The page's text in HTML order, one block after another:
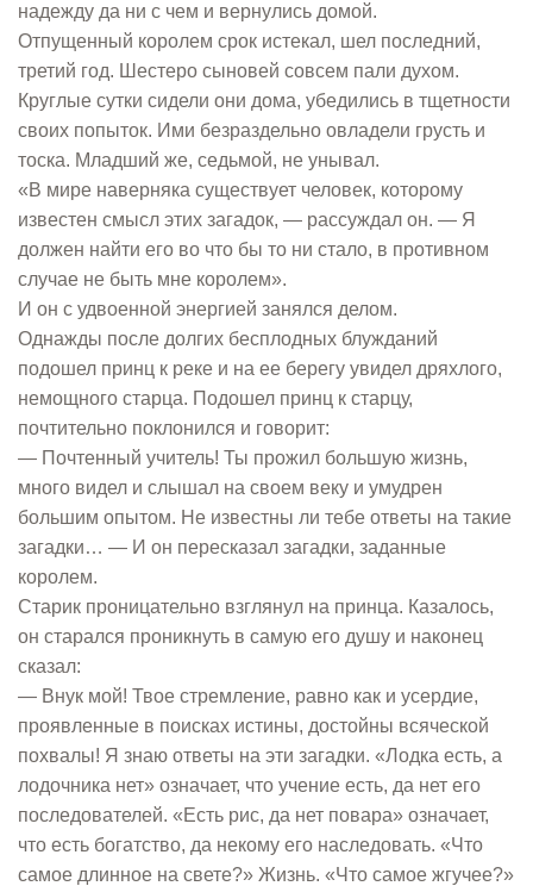
надежду да ни с чем и вернулись домой.
Отпущенный королем срок истекал, шел последний,
третий год. Шестеро сыновей совсем пали духом.
Круглые сутки сидели они дома, убедились в тщетности
своих попыток. Ими безраздельно овладели грусть и
тоска. Младший же, седьмой, не унывал.
«В мире наверняка существует человек, которому
известен смысл этих загадок, — рассуждал он. — Я
должен найти его во что бы то ни стало, в противном
случае не быть мне королем».
И он с удвоенной энергией занялся делом.
Однажды после долгих бесплодных блужданий
подошел принц к реке и на ее берегу увидел дряхлого,
немощного старца. Подошел принц к старцу,
почтительно поклонился и говорит:
— Почтенный учитель! Ты прожил большую жизнь,
много видел и слышал на своем веку и умудрен
большим опытом. Не известны ли тебе ответы на такие
загадки… — И он пересказал загадки, заданные
королем.
Старик проницательно взглянул на принца. Казалось,
он старался проникнуть в самую его душу и наконец
сказал:
— Внук мой! Твое стремление, равно как и усердие,
проявленные в поисках истины, достойны всяческой
похвалы! Я знаю ответы на эти загадки. «Лодка есть, а
лодочника нет» означает, что учение есть, да нет его
последователей. «Есть рис, да нет повара» означает,
что есть богатство, да некому его наследовать. «Что
самое длинное на свете?» Жизнь. «Что самое жгучее?»